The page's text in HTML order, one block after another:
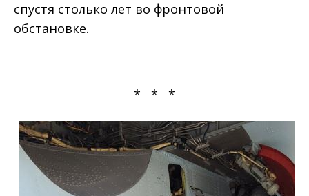
спустя столько лет во фронтовой
обстановке.
* * *